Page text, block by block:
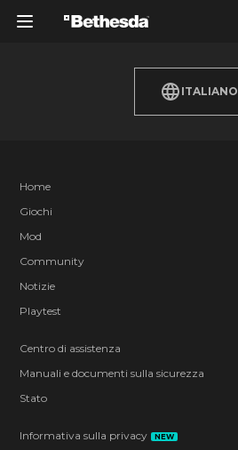
ITALIANO
Home
Giochi
Mod
Community
Notizie
Playtest
Centro di assistenza
Manuali e documenti sulla sicurezza
Stato
Informativa sulla privacy NEW